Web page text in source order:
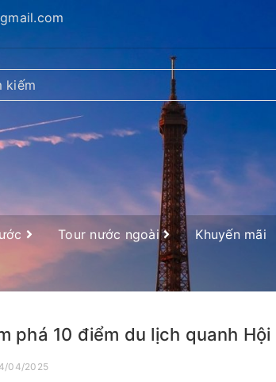
Tour nước ngoài Khuyến mãi
phá 10 điểm du lịch quanh
04/2025